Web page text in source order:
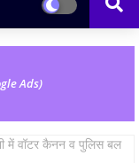
Ads)
में वॉटर कैनन व पुलिस बल